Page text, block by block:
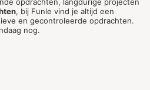
, bij Funle vind je altijd een
en gecontroleerde opdrachten.
nog.